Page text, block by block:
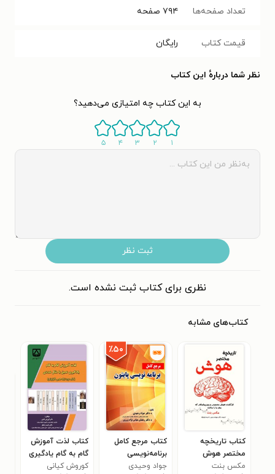
تعداد صفحه‌ها ۷۹۴ صفحه
قیمت کتاب رایگان
نظر شما دربارهٔ این کتاب
به این کتاب چه امتیازی می‌دهید؟
۱ ۲ ۳ ۴ ۵
ثبت نظر
نظری برای کتاب ثبت نشده است.
کتاب‌های مشابه
کتاب تاریخچه
مختصر هوش
مکس بنت
٪۵۰
کتاب مرجع کامل
برنامه‌نویسی
پایتون
جواد وحیدی
کتاب لذت آموزش
گام به گام یادگیری
عمیق با مثال
کوروش کیانی